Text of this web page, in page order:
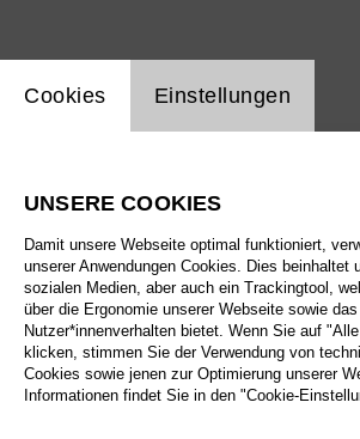
Alle Sparten
Alle Spielstätten
Alle Merkmale
Einstellung Website Cookie
Cookies Einstellungen
UNSERE COOKIES
Damit unsere Webseite optimal funktioniert,
unserer Anwendungen Cookies. Dies beinhaltet
sozialen Medien, aber auch ein Trackingtool,
über die Ergonomie unserer Webseite sowie das
Nutzer*innenverhalten bietet. Wenn Sie auf
klicken, stimmen Sie der Verwendung von
Cookies sowie jenen zur Optimierung unserer
Informationen findet Sie in den "Cookie-